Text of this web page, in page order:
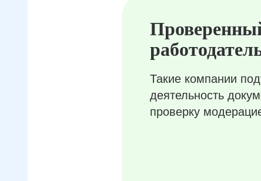
Такие компании
деятельность
проверку